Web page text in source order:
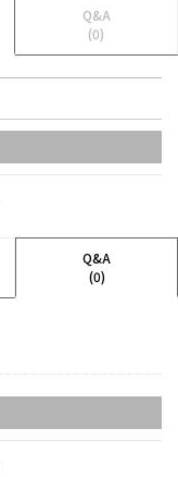
Q&A
(0)
Q&A
(0)